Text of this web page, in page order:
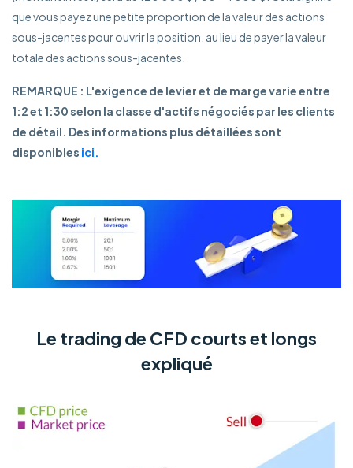
que vous payez une petite proportion de la valeur des actions
sous-jacentes pour ouvrir la position, au lieu de payer la valeur
totale des actions sous-jacentes.
REMARQUE : L'exigence de levier et de marge varie entre
1:2 et 1:30 selon la classe d'actifs négociés par les clients
de détail. Des informations plus détaillées sont
disponibles ici.
Le trading de CFD courts et longs
expliqué